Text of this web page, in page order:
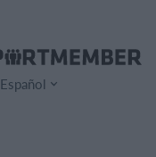
Español